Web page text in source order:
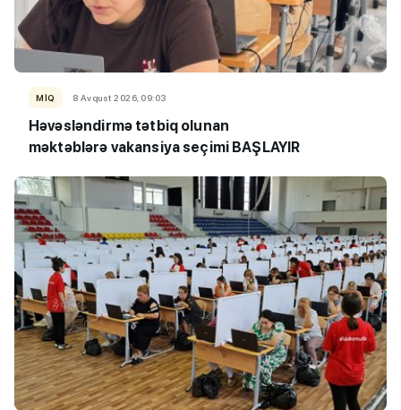
MİQ 8 Avqust 2026, 09:03
Həvəsləndirmə tətbiq olunan
məktəblərə vakansiya seçimi BAŞLAYIR